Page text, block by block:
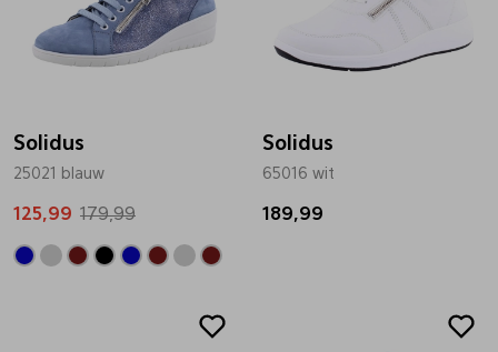
Solidus
25021 blauw
125,99 179,99
Solidus
65016 wit
189,99